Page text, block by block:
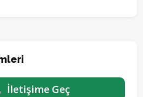
İletişime Geç